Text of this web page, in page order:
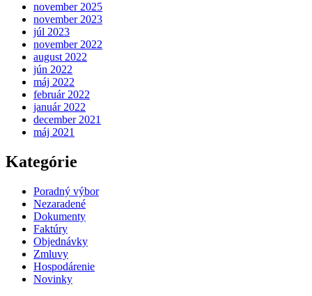
november 2025
november 2023
júl 2023
november 2022
august 2022
jún 2022
máj 2022
február 2022
január 2022
december 2021
máj 2021
Kategórie
Poradný výbor
Nezaradené
Dokumenty
Faktúry
Objednávky
Zmluvy
Hospodárenie
Novinky